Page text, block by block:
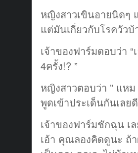
หญิงสาวเขินอายนิดๆ
แต่มันเกี่ยวกับโรควัวบ้
เจ้าของฟาร์มตอบว่า
4ครั้ง!? ”
หญิงสาวตอบว่า ” แห
พูดเข้าประเด็นกันเลย
เจ้าของฟาร์มชักฉุน เ
เอ้า คุณลองคิดดูนะ